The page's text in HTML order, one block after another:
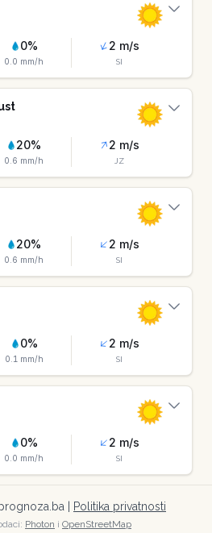
0%
0.0 mm/h
2 m/s
SI
20%
0.6 mm/h
2 m/s
JZ
20%
0.6 mm/h
2 m/s
SI
0%
0.1 mm/h
2 m/s
SI
0%
0.0 mm/h
2 m/s
SI
| Politika privatnosti
Photon i OpenStreetMap